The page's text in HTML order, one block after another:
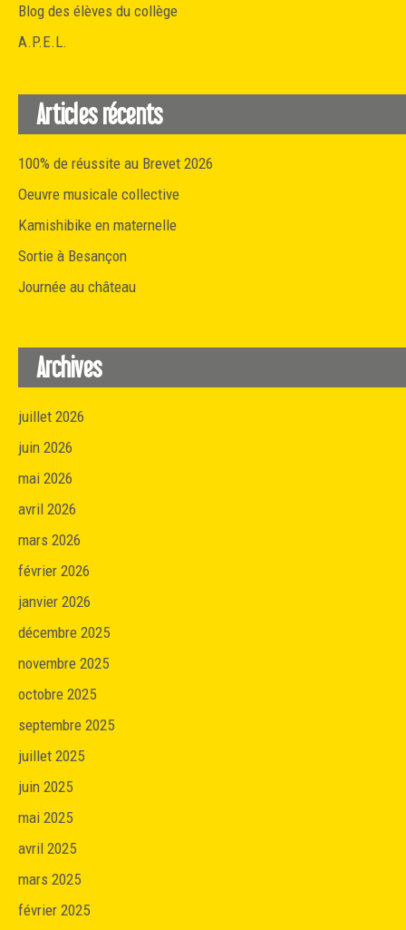
Blog des élèves du collège
A.P.E.L.
Articles récents
100% de réussite au Brevet 2026
Oeuvre musicale collective
Kamishibike en maternelle
Sortie à Besançon
Journée au château
Archives
juillet 2026
juin 2026
mai 2026
avril 2026
mars 2026
février 2026
janvier 2026
décembre 2025
novembre 2025
octobre 2025
septembre 2025
juillet 2025
juin 2025
mai 2025
avril 2025
mars 2025
février 2025